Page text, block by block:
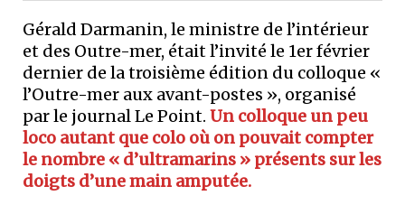
Gérald Darmanin, le ministre de l’intérieur
et des Outre-mer, était l’invité le 1er février
dernier de la troisième édition du colloque «
l’Outre-mer aux avant-postes », organisé
par le journal Le Point. Un colloque un peu
loco autant que colo où on pouvait compter
le nombre « d’ultramarins » présents sur les
doigts d’une main amputée.